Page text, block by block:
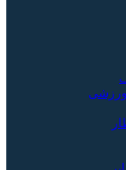
ورزشی